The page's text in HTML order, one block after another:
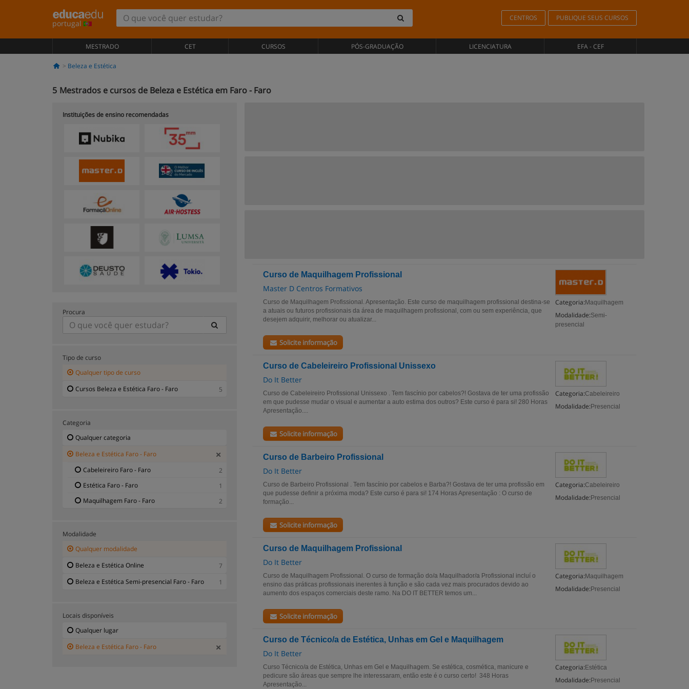
portugal
CENTROS PUBLIQUE SEUS CURSOS
MESTRADO CET CURSOS PÓS-GRADUAÇÃO LICENCIATURA EFA - CEF
Beleza e Estética
5 Mestrados e cursos de Beleza e Estética em Faro - Faro
Curso de Maquilhagem Profissional
Master D Centros Formativos
Categoria: Maquilhagem
Modalidade:Semi-
presencial
Curso de Maquilhagem Profissional. Apresentação. Este curso de maquilhagem profissional destina-se
a atuais ou futuros profissionais da área de maquilhagem profissional, com ou sem experiência, que
desejem adquirir, melhorar ou atualizar...
Solicite informação
Curso de Cabeleireiro Profissional Unissexo
Do It Better
Categoria:Cabeleireiro
Modalidade: Presencial
Curso de Cabeleireiro Profissional Unissexo . Tem fascínio por cabelos?! Gostava de ter uma profissão
em que pudesse mudar o visual e aumentar a auto estima dos outros? Este curso é para si! 280 Horas
Apresentação....
Solicite informação
Curso de Barbeiro Profissional
Do It Better
Categoria:Cabeleireiro
Modalidade: Presencial
Curso de Barbeiro Profissional . Tem fascínio por cabelos e Barba?! Gostava de ter uma profissão em
que pudesse definir a próxima moda? Este curso é para si! 174 Horas Apresentação : O curso de
formação...
Solicite informação
Curso de Maquilhagem Profissional
Do It Better
Categoria: Maquilhagem
Modalidade: Presencial
Curso de Maquilhagem Profissional. O curso de formação do/a Maquilhador/a Profissional incluí o
ensino das práticas profissionais inerentes à função e são cada vez mais procurados devido ao
aumento dos espaços comerciais deste ramo. Na DO IT BETTER temos um...
Solicite informação
Curso de Técnico/a de Estética, Unhas em Gel e Maquilhagem
Do It Better
Categoria: Estética
Modalidade: Presencial
Curso Técnico/a de Estética, Unhas em Gel e Maquilhagem. Se estética, cosmética, manicure e
pedicure são áreas que sempre lhe interessaram, então este é o curso certo! 348 Horas
Apresentação...
Instituições de ensino recomendadas
Procura
Tipo de curso
Qualquer tipo de curso
Cursos Beleza e Estética Faro - Faro
5
Categoria
Qualquer categoria
Beleza e Estética Faro - Faro
Cabeleireiro Faro - Faro
2
Estética Faro - Faro
1
Maquilhagem Faro - Faro
2
Modalidade
Qualquer modalidade
Beleza e Estética Online
7
Beleza e Estética Semi-presencial Faro - Faro
1
Locais disponíveis
Qualquer lugar
Beleza e Estética Faro - Faro